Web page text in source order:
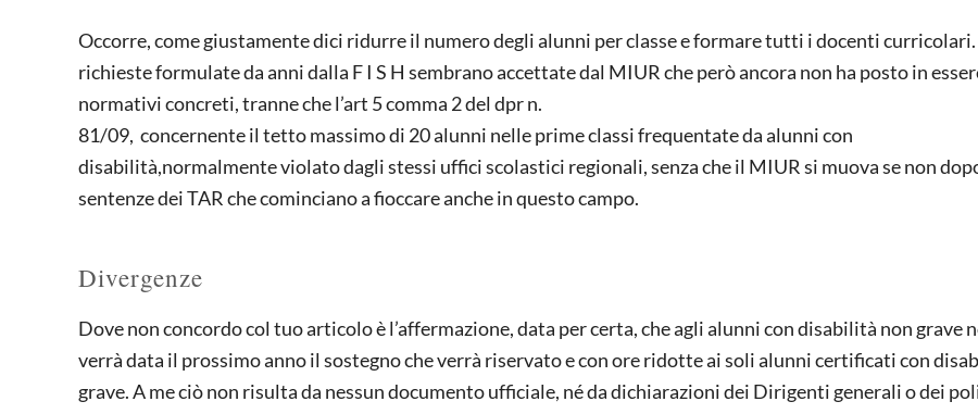
Occorre, come giustamente dici ridurre il numero degli alunni per classe e formare tutti i docenti
richieste formulate da anni dalla F I S H sembrano accettate dal MIUR che però ancora non ha posto in
normativi concreti, tranne che l’art 5 comma 2 del dpr n.
81/09, concernente il tetto massimo di 20 alunni nelle prime classi frequentate da alunni con
disabilità,normalmente violato dagli stessi uffici scolastici regionali, senza che il MIUR si muova se non
sentenze dei TAR che cominciano a fioccare anche in questo campo.
Divergenze
Dove non concordo col tuo articolo è l’affermazione, data per certa, che agli alunni con disabilità non grave
verrà data il prossimo anno il sostegno che verrà riservato e con ore ridotte ai soli alunni certificati con
grave. A me ciò non risulta da nessun documento ufficiale, né da dichiarazioni dei Dirigenti generali o dei